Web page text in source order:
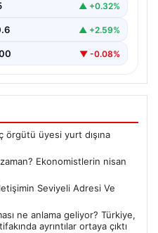
▲ +0.32%
▲ +2.59%
▼ -0.08%
örgütü üyesi yurt dışına
Ekonomistlerin nisan
Seviyeli Adresi Ve
ne anlama geliyor? Türkiye,
ayrıntılar ortaya çıktı